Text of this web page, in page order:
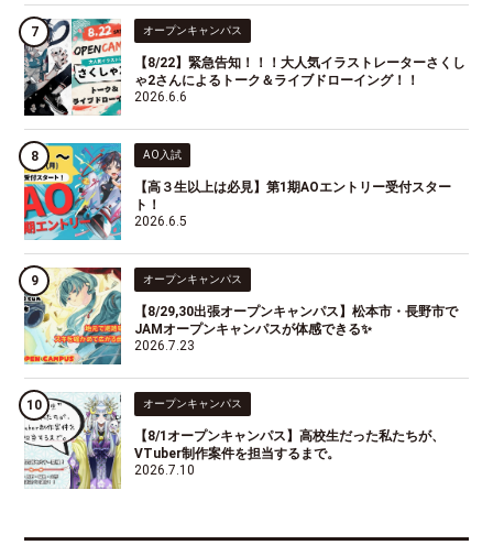
オープンキャンパス
【8/22】緊急告知！！！大人気イラストレーターさくし
ゃ2さんによるトーク＆ライブドローイング！！
2026.6.6
AO入試
【高３生以上は必見】第1期AOエントリー受付スター
ト！
2026.6.5
オープンキャンパス
【8/29,30出張オープンキャンパス】松本市・長野市で
JAMオープンキャンパスが体感できる✨
2026.7.23
オープンキャンパス
【8/1オープンキャンパス】高校生だった私たちが、
VTuber制作案件を担当するまで。
2026.7.10